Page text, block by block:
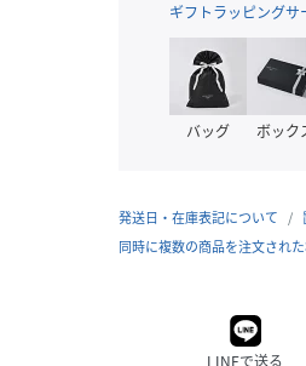
ギフトラッピングサ
バッグ ボック
発送日・在庫表記について
同時に複数の商品を注文され
LINEで送る